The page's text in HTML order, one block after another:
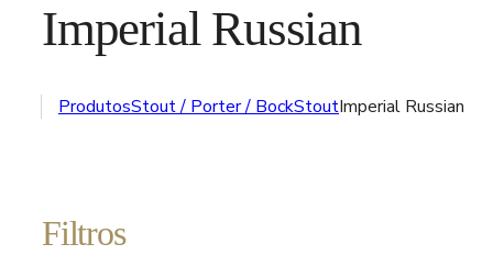
Imperial Russian
ProdutosStout / Porter / BockStoutImperial Russian
Filtros